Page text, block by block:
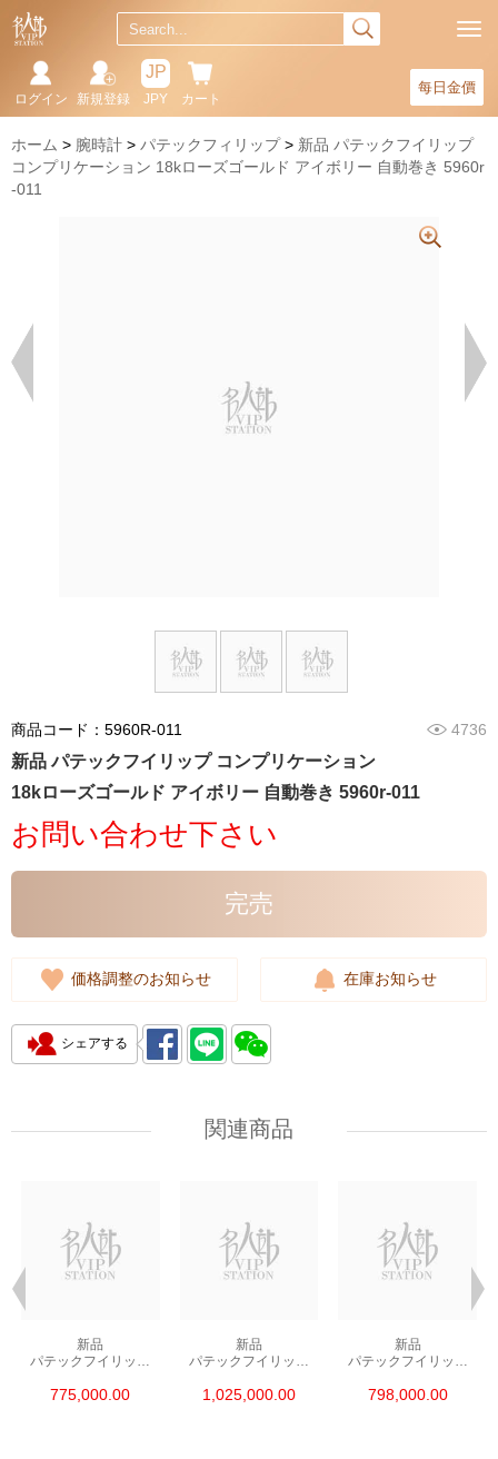
每日金價
カート
JP
JPY
新規登録
ログイン
ホーム 腕時計 パテックフィリップ
新品 パテックフイリップ
コンプリケーション 18kローズゴールド アイボリー 自動巻き 5960r
-011
商品コード：5960R-011 4736
新品 パテックフイリップ コンプリケーション
18kローズゴールド アイボリー 自動巻き 5960r-011
お問い合わせ下さい
完売
価格調整のお知らせ 在庫お知らせ
シェアする
関連商品
新品
パテックフイリップ
ステンレス ブラック
775,000.00
新品
パテックフイリップ
18kローズゴールド
1,025,000.00
新品
パテックフイリップ
ステンレス
798,000.00